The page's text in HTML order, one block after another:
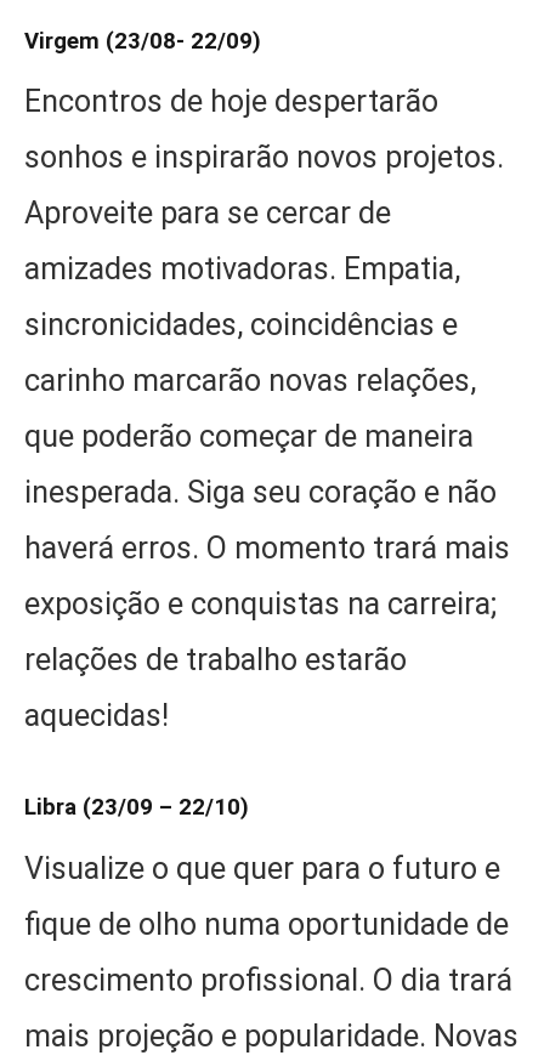
Virgem (23/08- 22/09)
Encontros de hoje despertarão
sonhos e inspirarão novos projetos.
Aproveite para se cercar de
amizades motivadoras. Empatia,
sincronicidades, coincidências e
carinho marcarão novas relações,
que poderão começar de maneira
inesperada. Siga seu coração e não
haverá erros. O momento trará mais
exposição e conquistas na carreira;
relações de trabalho estarão
aquecidas!
Libra (23/09 – 22/10)
Visualize o que quer para o futuro e
fique de olho numa oportunidade de
crescimento profissional. O dia trará
mais projeção e popularidade. Novas